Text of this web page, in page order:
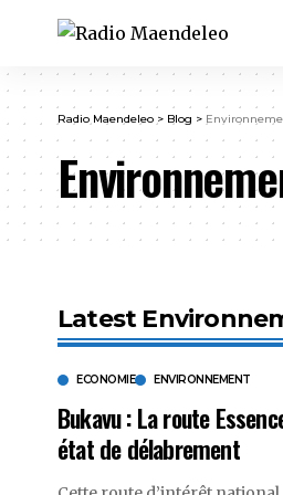
Radio Maendeleo > Blog >
Latest
ECONOMIE ENVIRONNEMENT
Bukavu : La route
état de délabrement